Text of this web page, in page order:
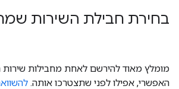
בחירת חבילת השירות
מומלץ מאוד להירשם לאחת מחבילות
האפשרי, אפילו לפני שתצטרכו אותה.